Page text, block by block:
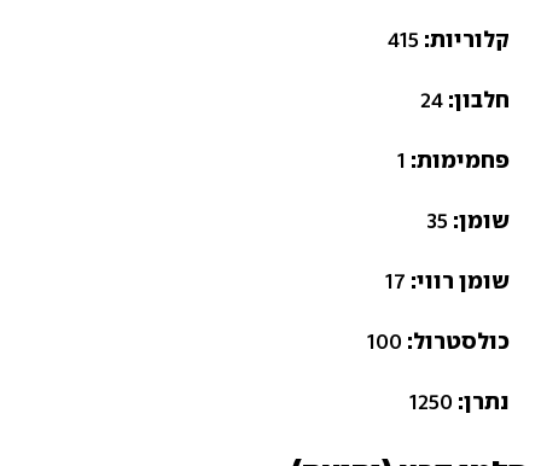
קלוריות:
חלבון:
פחמימות:
שומן:
שומן רווי:
כולסטרול:
נתרן: